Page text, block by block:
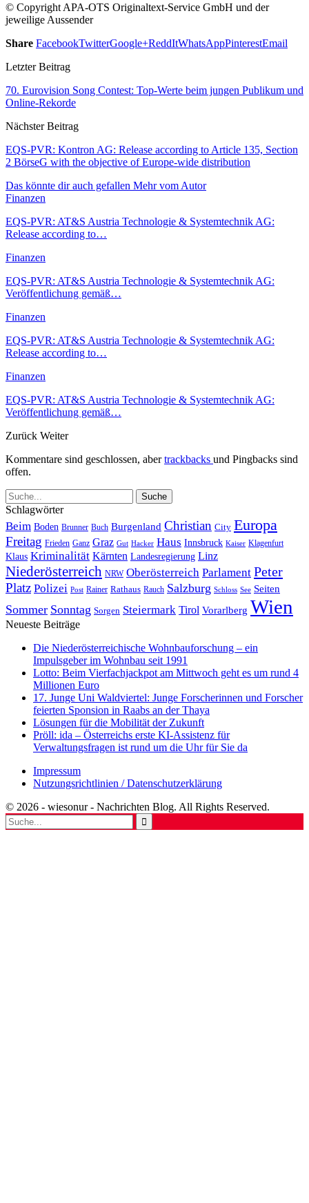
© Copyright APA-OTS Originaltext-Service GmbH und der
jeweilige Aussender
Share FacebookTwitterGoogle+ReddItWhatsAppPinterestEmail
Letzter Beitrag
70. Eurovision Song Contest: Top-Werte beim jungen Publikum und
Online-Rekorde
Nächster Beitrag
EQS-PVR: Kontron AG: Release according to Article 135, Section
2 BörseG with the objective of Europe-wide distribution
Das könnte dir auch gefallen Mehr vom Autor
Finanzen
EQS-PVR: AT&S Austria Technologie & Systemtechnik AG:
Release according to…
Finanzen
EQS-PVR: AT&S Austria Technologie & Systemtechnik AG:
Veröffentlichung gemäß…
Finanzen
EQS-PVR: AT&S Austria Technologie & Systemtechnik AG:
Release according to…
Finanzen
EQS-PVR: AT&S Austria Technologie & Systemtechnik AG:
Veröffentlichung gemäß…
Zurück Weiter
Kommentare sind geschlossen, abertrackbacks und Pingbacks sind
offen.
Schlagwörter
Beim Boden Brunner Buch Burgenland Christian City Europa
Freitag Frieden Ganz Graz Gut Hacker Haus Innsbruck Kaiser Klagenfurt
Klaus Kriminalität Kärnten Landesregierung Linz
Niederösterreich NRW Oberösterreich Parlament Peter
Platz Polizei Post Rainer Rathaus Rauch Salzburg Schloss See Seiten
Sommer Sonntag Sorgen Steiermark Tirol Vorarlberg Wien
Neueste Beiträge
Die Niederösterreichische Wohnbauforschung – ein
Impulsgeber im Wohnbau seit 1991
Lotto: Beim Vierfachjackpot am Mittwoch geht es um rund 4
Millionen Euro
17. Junge Uni Waldviertel: Junge Forscherinnen und Forscher
feierten Sponsion in Raabs an der Thaya
Lösungen für die Mobilität der Zukunft
Pröll: ida – Österreichs erste KI-Assistenz für
Verwaltungsfragen ist rund um die Uhr für Sie da
Impressum
Nutzungsrichtlinien / Datenschutzerklärung
© 2026 - wiesonur - Nachrichten Blog. All Rights Reserved.